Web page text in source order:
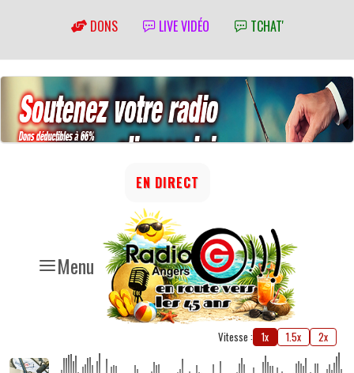
DONS LIVE VIDÉO TCHAT'
Menu
EN DIRECT
Vitesse : 1x 1.5x 2x